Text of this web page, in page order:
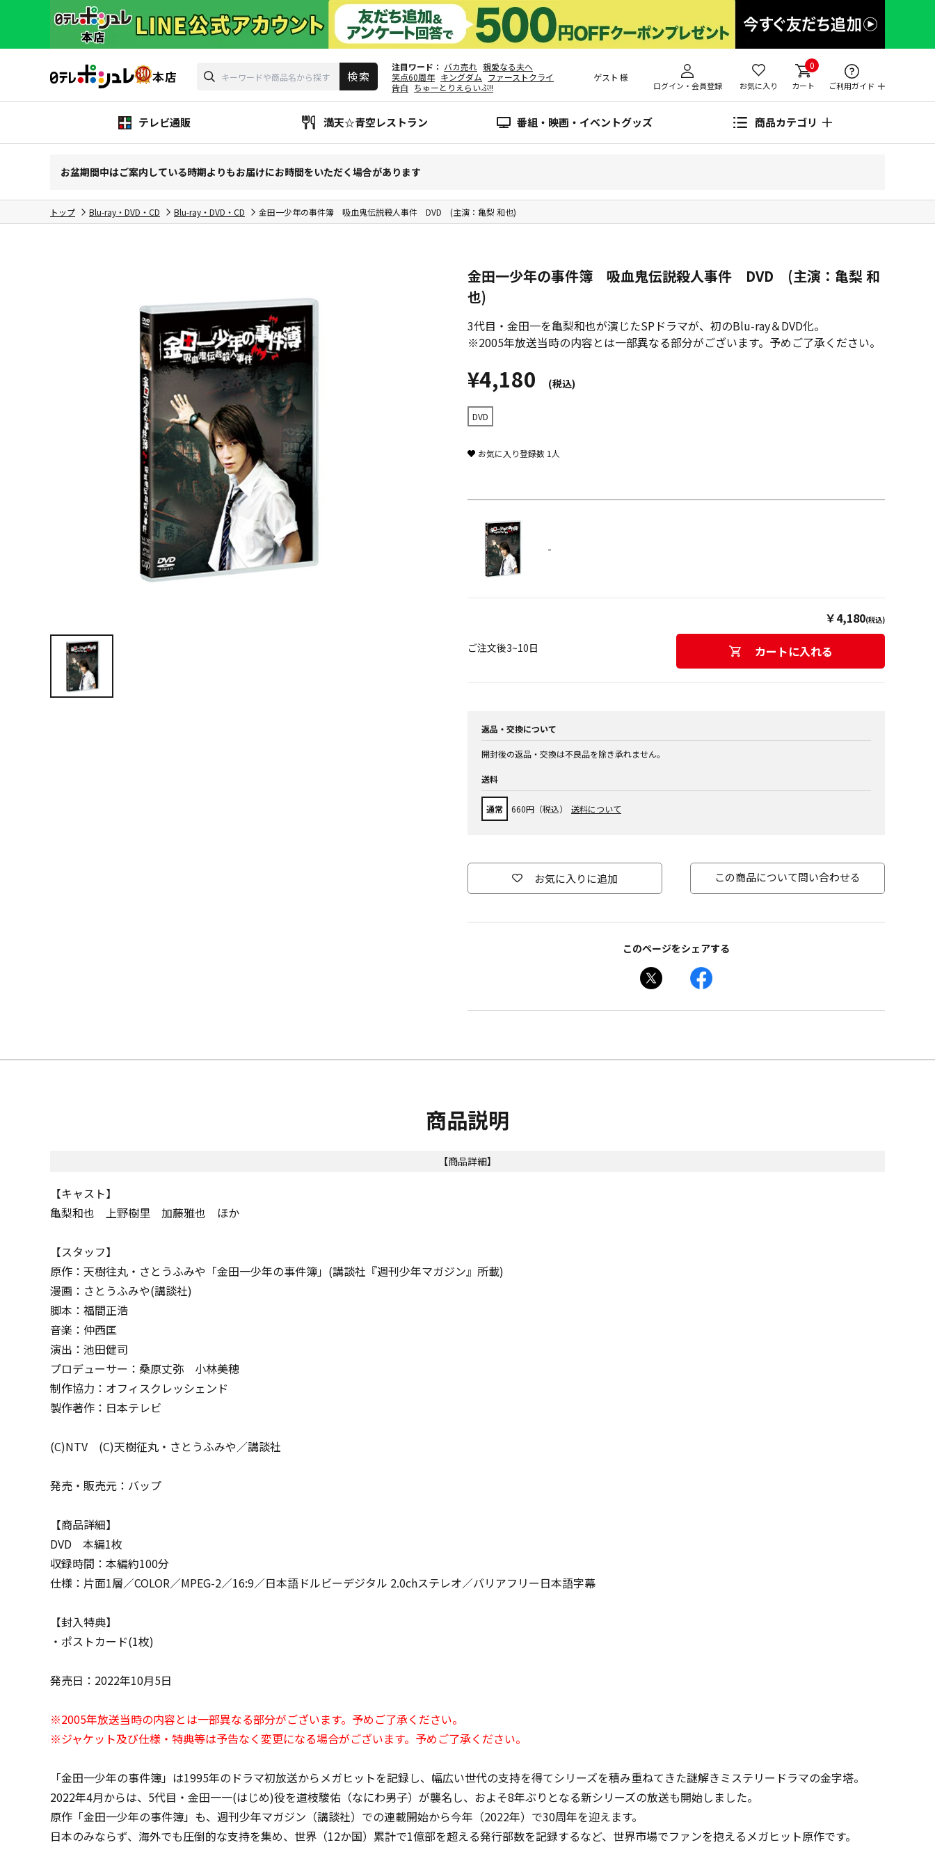
注目ワード バカ売れ 親愛なる夫へ
笑点60周年 キングダム ファーストクライ
告白 ちゅーとりえらいぶ!!
ゲスト 様
ログイン・会員登録 お気に入り
0
カート ご利用ガイド
テレビ通販 満天☆青空レストラン 番組・映画・イベントグッズ 商品カテゴリ
お盆期間中はご案内している時期よりもお届けにお時間をいただく場合があります
トップ Blu-ray・DVD・CD Blu-ray・DVD・CD 金田一少年の事件簿 吸血鬼伝説殺人事件 DVD (主演：亀梨 和也)
金田一少年の事件簿 吸血鬼伝説殺人事件 DVD (主演：亀梨 和
也)
3代目・金田一を亀梨和也が演じたSPドラマが、初のBlu-ray＆DVD化。
※2005年放送当時の内容とは一部異なる部分がございます。予めご了承ください。
¥4,180 (税込)
DVD
お気に入り登録数 1 人
-
￥4,180(税込)
ご注文後3~10日 カートに入れる
返品・交換について
開封後の返品・交換は不良品を除き承れません。
送料
通常 660円（税込） 送料について
お気に入りに追加 この商品について問い合わせる
このページをシェアする
商品説明
【商品詳細】
【キャスト】
亀梨和也 上野樹里 加藤雅也 ほか
【スタッフ】
原作：天樹往丸・さとうふみや「金田一少年の事件簿」(講談社『週刊少年マガジン』所載)
漫画：さとうふみや(講談社)
脚本：福間正浩
音楽：仲西匡
演出：池田健司
プロデューサー：桑原丈弥 小林美穂
制作協力：オフィスクレッシェンド
製作著作：日本テレビ
(C)NTV (C)天樹征丸・さとうふみや／講談社
発売・販売元：バップ
【商品詳細】
DVD 本編1枚
収録時間：本編約100分
仕様：片面1層／COLOR／MPEG-2／16:9／日本語ドルビーデジタル 2.0chステレオ／バリアフリー日本語字幕
【封入特典】
・ポストカード(1枚)
発売日：2022年10月5日
※2005年放送当時の内容とは一部異なる部分がございます。予めご了承ください。
※ジャケット及び仕様・特典等は予告なく変更になる場合がございます。予めご了承ください。
「金田一少年の事件簿」は1995年のドラマ初放送からメガヒットを記録し、幅広い世代の支持を得てシリーズを積み重ねてきた謎解きミステリードラマの金字塔。
2022年4月からは、5代目・金田一一(はじめ)役を道枝駿佑（なにわ男子）が襲名し、およそ8年ぶりとなる新シリーズの放送も開始しました。
原作「金田一少年の事件簿」も、週刊少年マガジン（講談社）での連載開始から今年（2022年）で30周年を迎えます。
日本のみならず、海外でも圧倒的な支持を集め、世界（12か国）累計で1億部を超える発行部数を記録するなど、世界市場でファンを抱えるメガヒット原作です。